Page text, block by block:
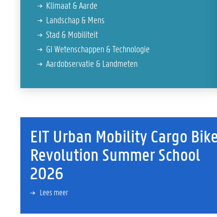
Klimaat & Aarde
Landschap & Mens
Stad & Mobiliteit
GI Wetenschappen & Technologie
Aardobservatie & Landmeten
EIT Urban Mobility Cargo
Revolution Summer School
2026
Lees meer